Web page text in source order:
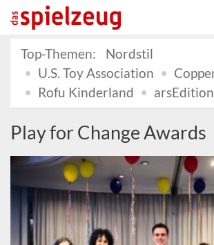
Top-Themen:
Nordstil
U.S. Toy Association
Rofu Kinderland
arsEdition
Play for Change Awards